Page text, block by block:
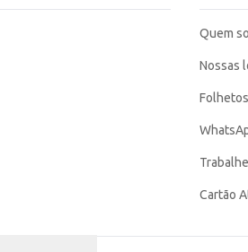
Quem
Nossas
Folhetos
Cartão